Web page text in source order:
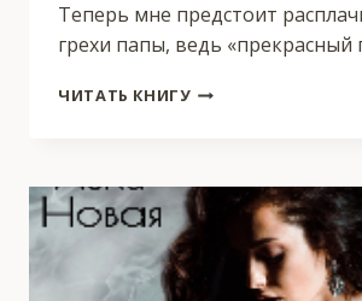
Теперь мне предстоит
грехи папы, ведь «прекрасный
ЧИТАТЬ КНИГУПРИНЦИПИАЛЬНЫЙ